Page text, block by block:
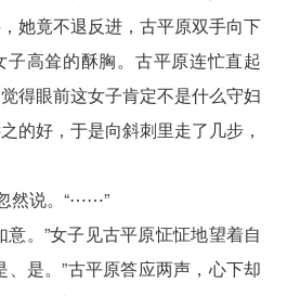
她竟不退反进，古平原双手向下
高耸的酥胸。古平原连忙直起
得眼前这女子肯定不是什么守妇
的好，于是向斜刺里走了几步，
然说。“⋯⋯”
意。”女子见古平原怔怔地望着自
、是。”古平原答应两声，心下却